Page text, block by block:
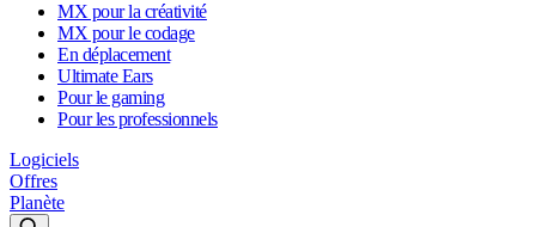
MX pour la créativité
MX pour le codage
En déplacement
Ultimate Ears
Pour le gaming
Pour les professionnels
Logiciels
Offres
Planète